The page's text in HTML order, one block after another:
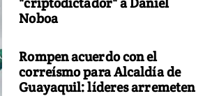
Noboa
Rompen acuerdo con el
correísmo para Alcaldía de
Guayaquil: líderes arremeten